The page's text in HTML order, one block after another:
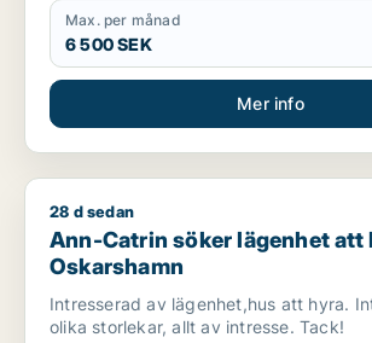
Max. per månad
6 500 SEK
Mer info
Ann-Catrin söker lägenhet att hyra i
28 d sedan
Ann-Catrin söker lägenhet att
Oskarshamn
Intresserad av lägenhet,hus att hyra.
olika storlekar, allt av intresse. Tack!